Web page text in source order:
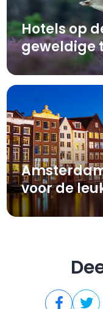
Hotels op
geweldige
voor de